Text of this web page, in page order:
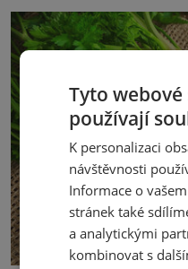
dlouho nedostane. Až
která změní
Tyto
používají
K personalizaci
návštěvnosti
Informace o
stránek také
a analytickými
kombinovat s